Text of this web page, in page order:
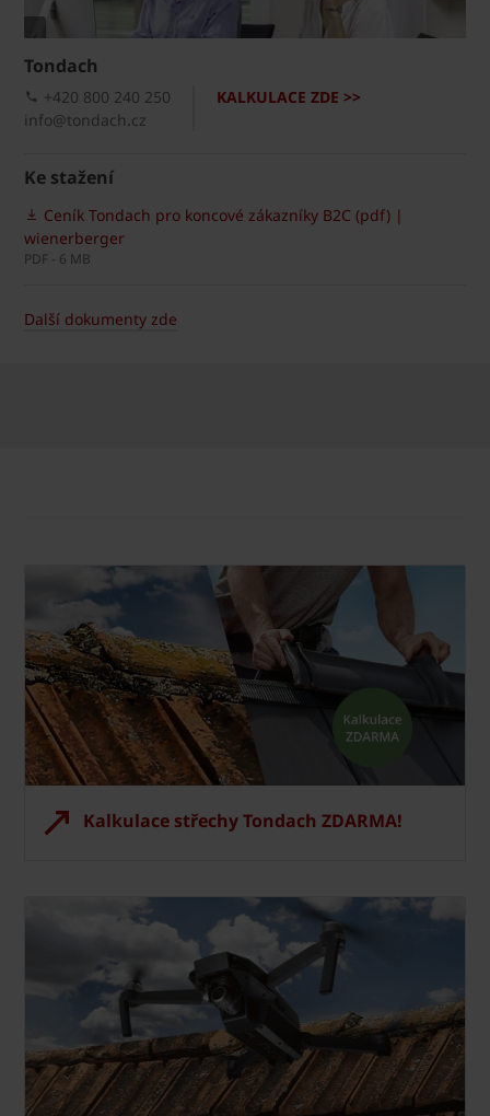
Tondach
KALKULACE ZDE >>
+420 800 240 250
info@tondach.cz
Ke stažení
Ceník Tondach pro koncové zákazníky B2C (pdf) |
wienerberger
PDF - 6 MB
Další dokumenty zde
Kalkulace střechy Tondach ZDARMA!